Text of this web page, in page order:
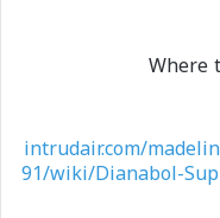
Where
intrudair.com/
91/wiki/Dianabol-